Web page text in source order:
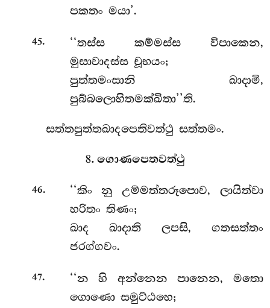
පකතං මයා’.
45. ‘‘තස්ස කම්මස්ස විපාකෙන,
මුසාවාදස්ස චූභයං;
පුත්තමංසානි ඛාදාමි,
පුබ්බලොහිතමක්ඛිතා’’ති.
සත්තපුත්තඛාදපෙතිවත්ථු සත්තමං.
8. ගොණපෙතවත්ථු
46. ‘‘කිංනු උම්මත්තරූපොව, ලායිත්වා
හරිතං තිණං;
ඛාද ඛාදාති ලපසි, ගතසත්තං
ජරග්ගවං.
47.
‘‘න හි අන්නෙන පානෙන, මතො
ගොණො සමුට්ඨහෙ;